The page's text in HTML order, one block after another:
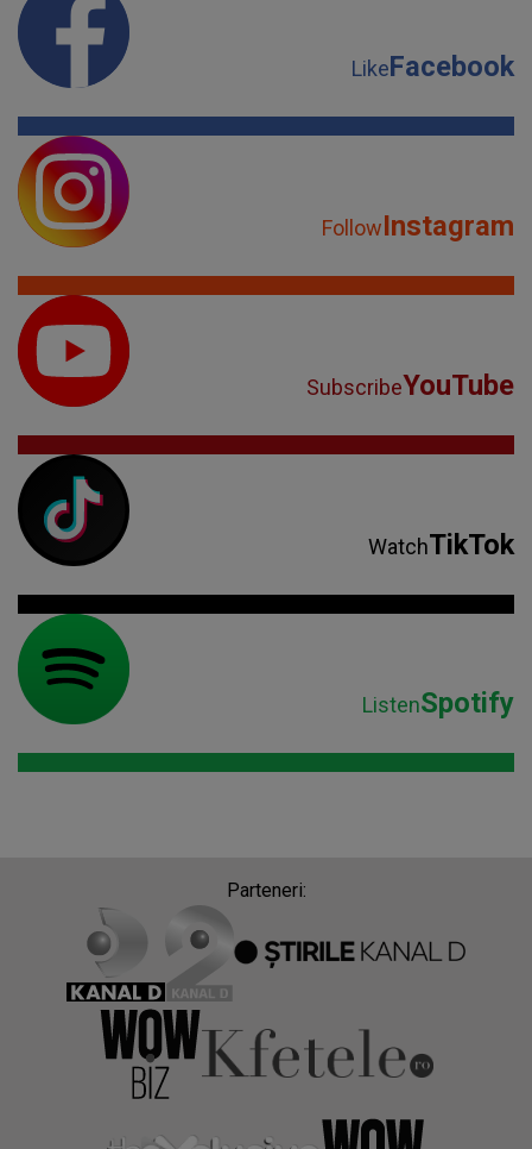
LikeFacebook
FollowInstagram
SubscribeYouTube
WatchTikTok
ListenSpotify
Parteneri: